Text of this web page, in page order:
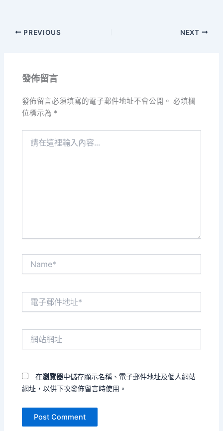
PREVIOUS NEXT
發佈留言
發佈留言必須填寫的電子郵件地址不會公開。 必填欄
位標示為 *
在瀏覽器中儲存顯示名稱、電子郵件地址及個人網站
網址，以供下次發佈留言時使用。